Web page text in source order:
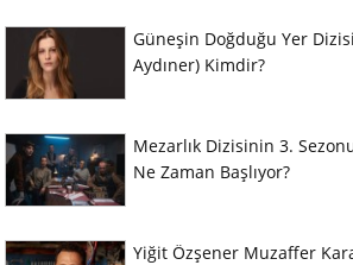
Güneşin Doğduğu Yer
Aydıner) Kimdir?
Mezarlık Dizisinin 3.
Ne Zaman Başlıyor?
Yiğit Özşener Muzaffer